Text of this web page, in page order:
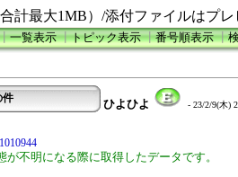
計最大1MB）/添付ファイルはプ
一覧表示┃トピック表示┃番号順表示┃
件 ひよひよ - 23/2/9(木)
不明になる際に取得したデータです。